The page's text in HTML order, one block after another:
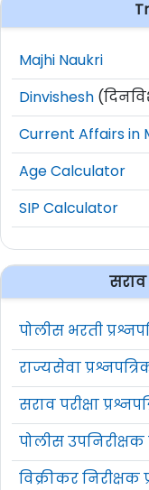
7
8
9
10
14
15
01)
Majhi Naukri
Dinvishesh
Current Affairs in
Age Calculator
SIP Calculator
सराव
पोलीस भरती
राज्यसेवा
सराव परीक्षा
पोलीस उपनिरीक्षक
विक्रीकर निरीक्षक